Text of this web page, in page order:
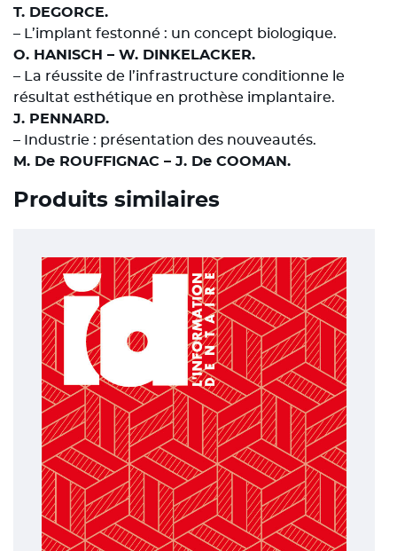
T. DEGORCE.
– L’implant festonné : un concept biologique.
O. HANISCH – W. DINKELACKER.
– La réussite de l’infrastructure conditionne le
résultat esthétique en prothèse implantaire.
J. PENNARD.
– Industrie : présentation des nouveautés.
M. De ROUFFIGNAC – J. De COOMAN.
Produits similaires